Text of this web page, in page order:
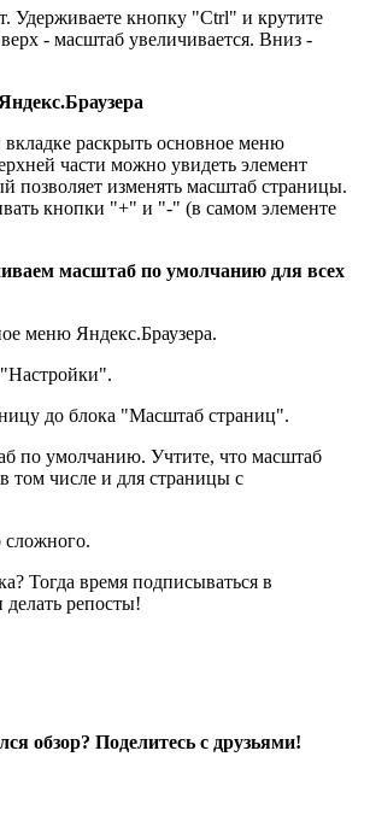
Удерживаете кнопку "Ctrl" и крутите
- масштаб увеличивается. Вниз -
раскрыть основное меню
части можно увидеть элемент
позволяет изменять масштаб страницы.
кнопки "+" и "-" (в самом элементе
масштаб по умолчанию для всех
меню Яндекс.Браузера.
до блока "Масштаб страниц".
по умолчанию. Учтите, что масштаб
том числе и для страницы с
сложного.
Тогда время подписываться в
делать репосты!
обзор? Поделитесь с друзьями!